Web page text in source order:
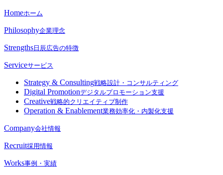
Homeホーム
Philosophy企業理念
Strengths 日辰広告の特徴
Serviceサービス
Strategy & Consulting戦略設計・コンサルティング
Digital Promotionデジタルプロモーション支援
Creative戦略的クリエイティブ制作
Operation & Enablement業務効率化・内製化支援
Company会社情報
Recruit採用情報
Works事例・実績